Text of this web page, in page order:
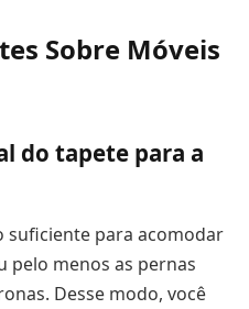
Sobre Móveis
do tapete para a
suficiente para acomodar
pelo menos as pernas
Desse modo, você